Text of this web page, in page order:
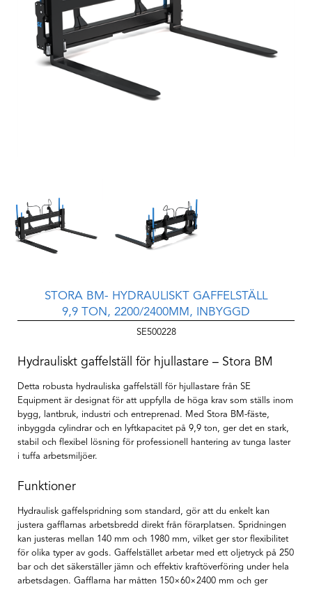
STORA BM- HYDRAULISKT GAFFELSTÄLL
9,9 TON, 2200/2400MM, INBYGGD
SE500228
Hydrauliskt gaffelställ för hjullastare – Stora BM
Detta robusta hydrauliska gaffelställ för hjullastare från SE
Equipment är designat för att uppfylla de höga krav som ställs inom
bygg, lantbruk, industri och entreprenad. Med Stora BM-fäste,
inbyggda cylindrar och en lyftkapacitet på 9,9 ton, ger det en stark,
stabil och flexibel lösning för professionell hantering av tunga laster
i tuffa arbetsmiljöer.
Funktioner
Hydraulisk gaffelspridning som standard, gör att du enkelt kan
justera gafflarnas arbetsbredd direkt från förarplatsen. Spridningen
kan justeras mellan 140 mm och 1980 mm, vilket ger stor flexibilitet
för olika typer av gods. Gaffelstället arbetar med ett oljetryck på 250
bar och det säkerställer jämn och effektiv kraftöverföring under hela
arbetsdagen. Gafflarna har måtten 150×60×2400 mm och ger